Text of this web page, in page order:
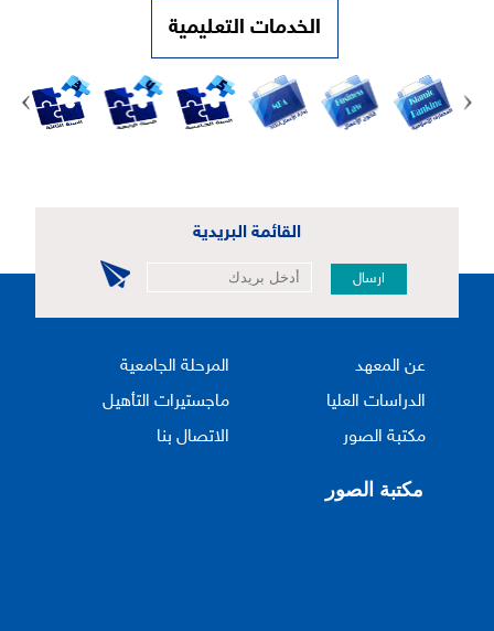
الخدمات التعليمية
القائمة البريدية
ارسال
عن المعهد
المرحلة الجامعية
الدراسات العليا
ماجستيرات التأهيل
مكتبة الصور
الاتصال بنا